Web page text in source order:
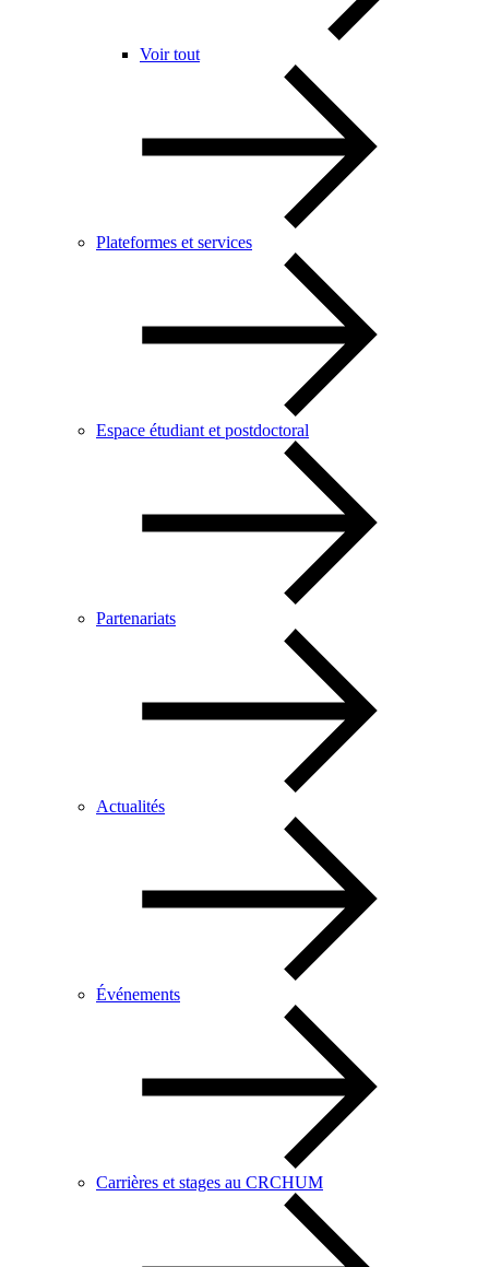
Voir tout
Plateformes et services
Espace étudiant et postdoctoral
Partenariats
Actualités
Événements
Carrières et stages au CRCHUM